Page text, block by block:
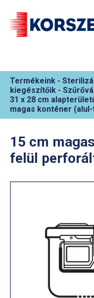
Termékeink -
kiegészítőik -
31 x 28 cm
magas konténer
15 cm
felül